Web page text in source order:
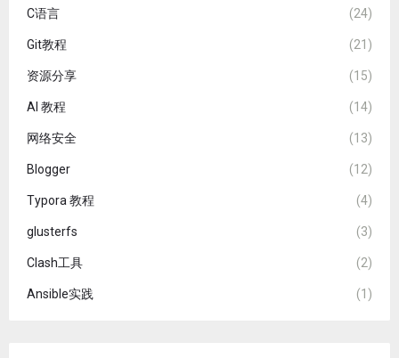
C语言 (24)
Git教程 (21)
资源分享 (15)
AI 教程 (14)
网络安全 (13)
Blogger (12)
Typora 教程 (4)
glusterfs (3)
Clash工具 (2)
Ansible实践 (1)